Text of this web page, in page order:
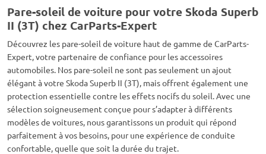
Pare-soleil de voiture pour votre Skoda Superb
II (3T) chez CarParts-Expert
Découvrez les pare-soleil de voiture haut de gamme de CarParts-
Expert, votre partenaire de confiance pour les accessoires
automobiles. Nos pare-soleil ne sont pas seulement un ajout
élégant à votre Skoda Superb II (3T), mais offrent également une
protection essentielle contre les effets nocifs du soleil. Avec une
sélection soigneusement conçue pour s’adapter à différents
modèles de voitures, nous garantissons un produit qui répond
parfaitement à vos besoins, pour une expérience de conduite
confortable, quelle que soit la durée du trajet.